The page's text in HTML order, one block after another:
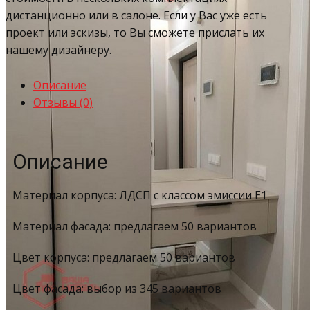
дистанционно или в салоне. Если у Вас уже есть
проект или эскизы, то Вы сможете прислать их
нашему дизайнеру.
Описание
Отзывы (0)
Описание
Материал корпуса: ЛДСП с классом эмиссии Е1
Материал фасада: предлагаем 50 вариантов
Цвет корпуса: предлагаем 50 вариантов
Цвет фасада: выбор из 345 вариантов